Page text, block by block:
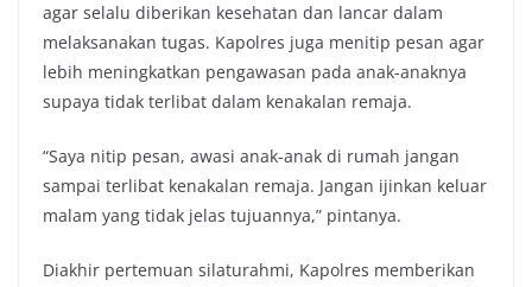
agar selalu diberikan kesehatan dan lancar dalam
melaksanakan tugas. Kapolres juga menitip pesan agar
lebih meningkatkan pengawasan pada anak-anaknya
supaya tidak terlibat dalam kenakalan remaja.
“Saya nitip pesan, awasi anak-anak di rumah jangan
sampai terlibat kenakalan remaja. Jangan ijinkan keluar
malam yang tidak jelas tujuannya,” pintanya.
Diakhir pertemuan silaturahmi, Kapolres memberikan